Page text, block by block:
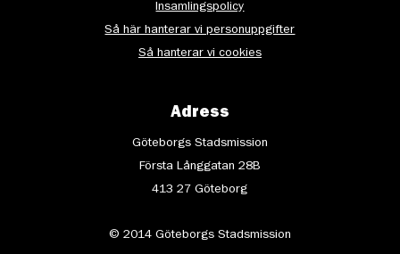
Insamlingspolicy
Så här hanterar vi personuppgifter
Så hanterar vi cookies
Adress
Göteborgs Stadsmission
Första Långgatan 28B
413 27 Göteborg
© 2014 Göteborgs Stadsmission